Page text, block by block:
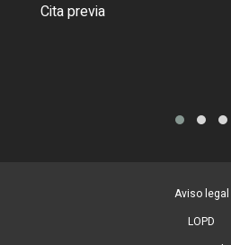
Cita previa
Aviso legal
LOPD